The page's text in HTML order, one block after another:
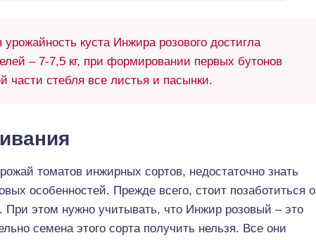
куста Инжира розового достигла
– 7-7,5 кг, при формировании первых бутонов
части стебля все листья и пасынки.
томатов инжирных сортов, недостаточно знать
особенностей. Прежде всего, стоит позаботиться о
При этом нужно учитывать, что Инжир розовый – это
семена этого сорта получить нельзя. Все они